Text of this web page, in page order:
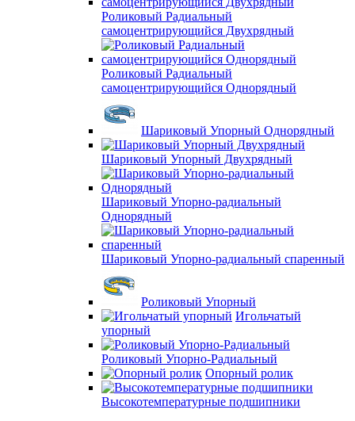
Роликовый Радиальный
самоцентрирующийся Двухрядный
Роликовый Радиальный
самоцентрирующийся Однорядный
Шариковый Упорный Однорядный
Шариковый Упорный Двухрядный
Шариковый Упорно-радиальный
Однорядный
Шариковый Упорно-радиальный спаренный
Роликовый Упорный
Игольчатый
упорный
Роликовый Упорно-Радиальный
Опорный ролик
Высокотемпературные подшипники